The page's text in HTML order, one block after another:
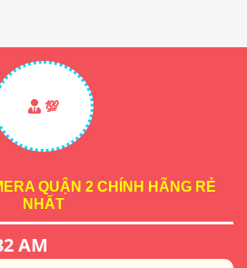
💯
QUẬN 2 CHÍNH HÃNG RẺ
NHẤT
AM